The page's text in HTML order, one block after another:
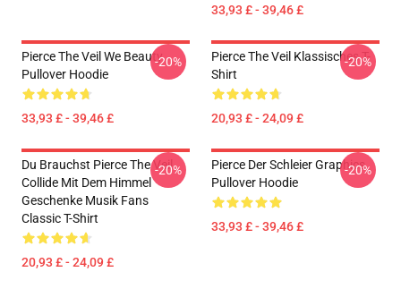
33,93 £ - 39,46 £
Pierce The Veil We Beauty
Pullover Hoodie
33,93 £ - 39,46 £
-20%
Pierce The Veil Klassisches T-
Shirt
20,93 £ - 24,09 £
-20%
Du Brauchst Pierce The Veil
Collide Mit Dem Himmel
Geschenke Musik Fans
Classic T-Shirt
20,93 £ - 24,09 £
-20%
Pierce Der Schleier Graphics
Pullover Hoodie
33,93 £ - 39,46 £
-20%